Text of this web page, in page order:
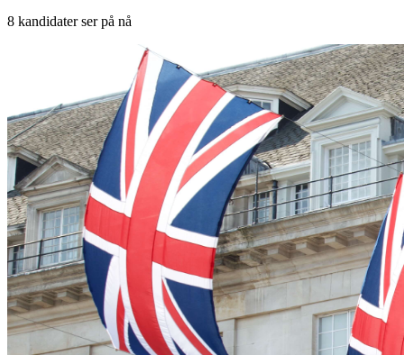
8 kandidater ser på nå